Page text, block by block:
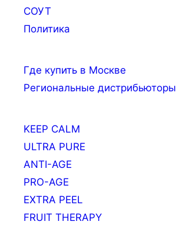
СОУТ
Политика
Где купить в Москве
Региональные дистрибьюторы
KEEP CALM
ULTRA PURE
ANTI-AGE
PRO-AGE
EXTRA PEEL
FRUIT THERAPY